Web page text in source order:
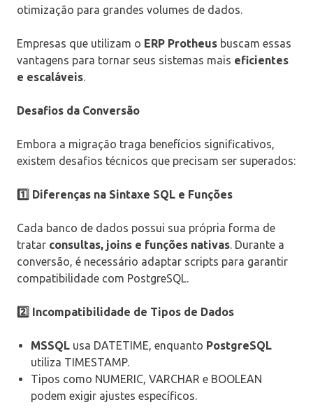
otimização para grandes volumes de dados.
Empresas que utilizam o ERP Protheus buscam essas
vantagens para tornar seus sistemas mais eficientes
e escaláveis.
Desafios da Conversão
Embora a migração traga benefícios significativos,
existem desafios técnicos que precisam ser superados:
1️ ⃣ Diferenças na Sintaxe SQL e Funções
Cada banco de dados possui sua própria forma de
tratar consultas, joins e funções nativas. Durante a
conversão, é necessário adaptar scripts para garantir
compatibilidade com PostgreSQL.
2️ ⃣ Incompatibilidade de Tipos de Dados
MSSQL usa DATETIME, enquanto PostgreSQL
utiliza TIMESTAMP.
Tipos como NUMERIC, VARCHAR e BOOLEAN
podem exigir ajustes específicos.